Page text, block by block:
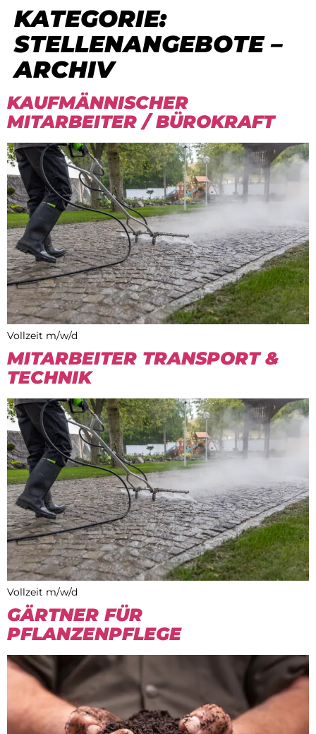
KATEGORIE:
STELLENANGEBOTE –
ARCHIV
KAUFMÄNNISCHER
MITARBEITER / BÜROKRAFT
Vollzeit m/w/d
MITARBEITER TRANSPORT &
TECHNIK
Vollzeit m/w/d
GÄRTNER FÜR
PFLANZENPFLEGE